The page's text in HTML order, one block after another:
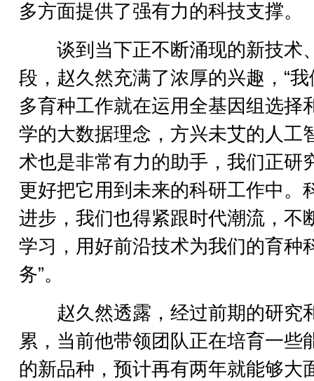
多方面提供了强有力的科技支撑。
谈到当下正不断涌现的新技术
段，赵久然充满了浓厚的兴趣，“
多育种工作就在运用全基因组选择
学的大数据理念，方兴未艾的人工
术也是非常有力的助手，我们正研
更好把它用到未来的科研工作中。
进步，我们也得紧跟时代潮流，不
学习，用好前沿技术为我们的育种
务”。
赵久然透露，经过前期的研究
累，当前他带领团队正在培育一些
的新品种，预计再有两年就能够大